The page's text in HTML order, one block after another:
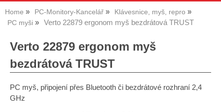
Home PC-Monitory-Kancelář
Klávesnice, myš, repro
PC myši
Verto 22879 ergonom myš bezdrátová TRUST
Verto 22879 ergonom myš
bezdrátová TRUST
PC myš, připojení přes Bluetooth či bezdrátové rozhraní 2,4
GHz